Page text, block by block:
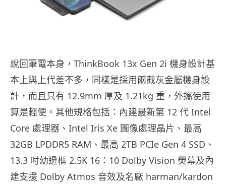
說回筆電本身，ThinkBook 13x Gen 2i 機身設計基
本上與上代差不多，同樣是採用兩截灰金屬機身設
計，而且只有 12.9mm 厚及 1.21kg 重，外攜使用
算是輕便。其他規格包括：內建最新第 12 代 Intel
Core 處理器、Intel Iris Xe 圖像處理晶片、最高
32GB LPDDR5 RAM、最高 2TB PCIe Gen 4 SSD、
13.3 吋幼邊框 2.5K 16：10 Dolby Vision 熒幕及內
建支援 Dolby Atmos 音效及名廠 harman/kardon